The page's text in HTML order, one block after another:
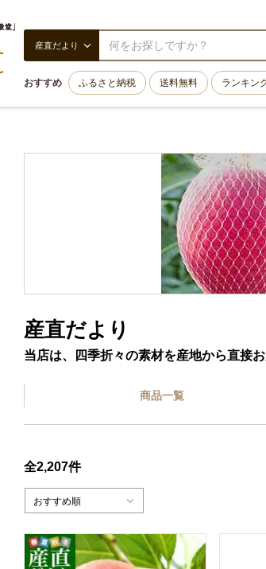
産直だより
おすすめ ふるさと納税 送料無料 ランキン
産直だより
当店は、四季折々の素材を産地から直接
商品一覧
全2,207件
おすすめ順